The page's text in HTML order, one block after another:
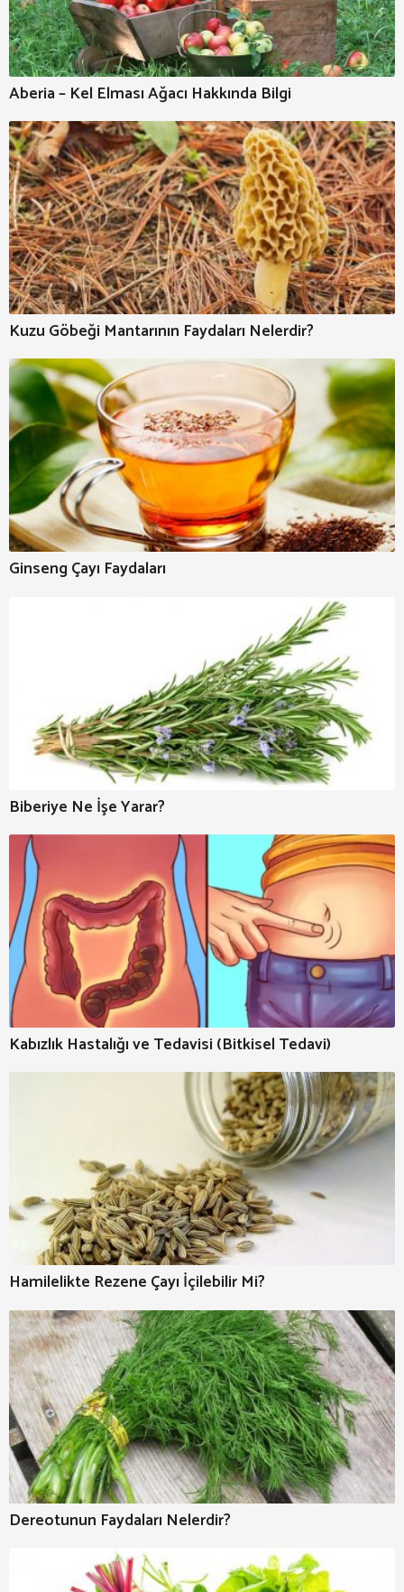
Aberia – Kel Elması Ağacı Hakkında Bilgi
Kuzu Göbeği Mantarının Faydaları Nelerdir?
Ginseng Çayı Faydaları
Biberiye Ne İşe Yarar?
Kabızlık Hastalığı ve Tedavisi (Bitkisel Tedavi)
Hamilelikte Rezene Çayı İçilebilir Mi?
Dereotunun Faydaları Nelerdir?